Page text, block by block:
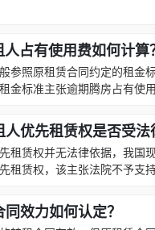
占有使用费如何计算
参照原租赁合同约定的租金
金标准主张逾期腾房占有使用
优先租赁权是否受法
租赁权并无法律依据，我国
租赁权，该主张法院不予支持
效力如何认定？